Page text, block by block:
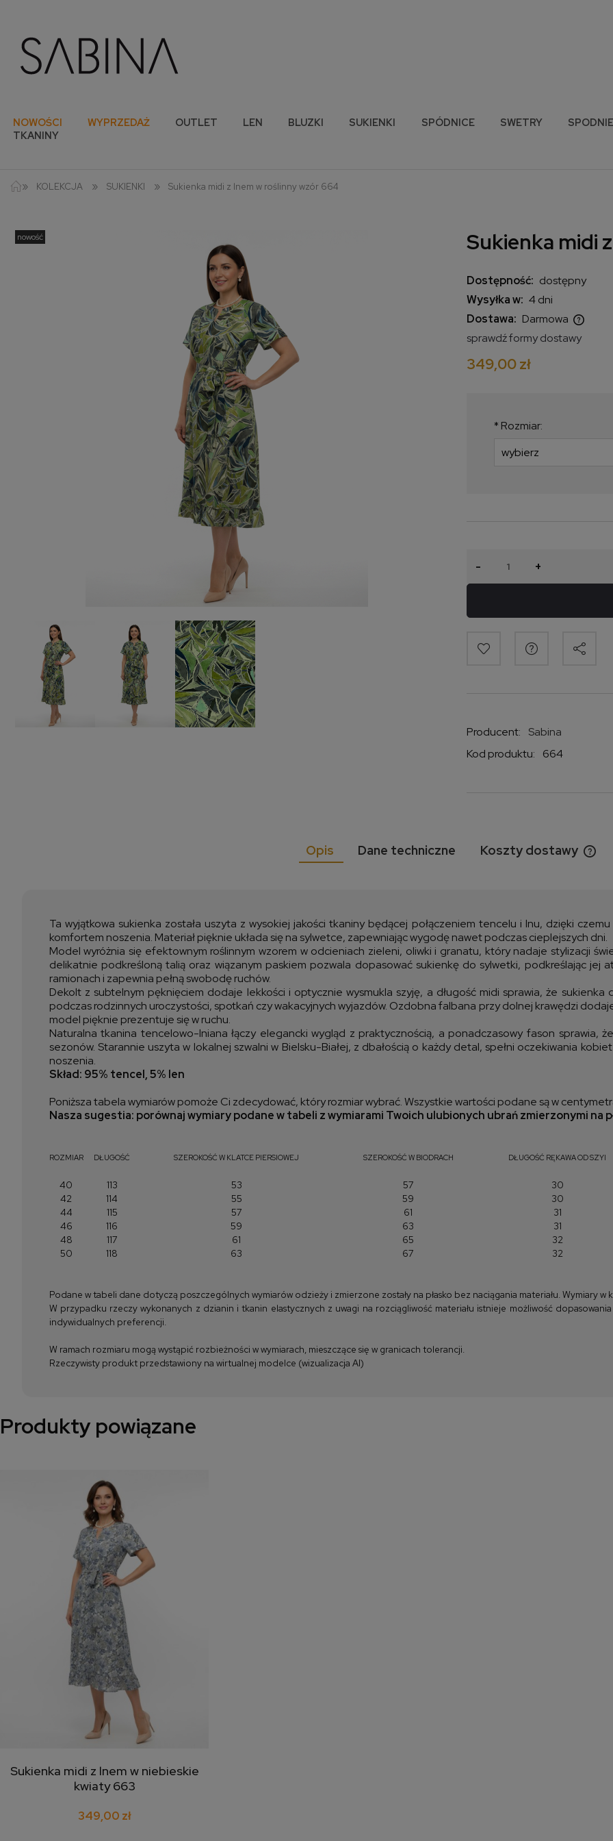
NOWOŚCI WYPRZEDAŻ OUTLET LEN BLUZKI SUKIENKI SPÓDNICE SWETRY SPODNIE
TKANINY
» KOLEKCJA » SUKIENKI » Sukienka midi z lnem w roślinny wzór 664
nowość Sukienka midi
Dostępność: dostępny
Wysyłka w: 4 dni
Dostawa: Darmowa
kosztów płatności
sprawdź formy dostawy
349,00 zł
* Rozmiar:
- +
Producent:
Sabina
Kod produktu:
664
Opis Dane techniczne Koszty dostawy
Ta wyjątkowa sukienka została uszyta z wysokiej jakości tkaniny będącej połączeniem tencelu i lnu, dzięki
komfortem noszenia. Materiał pięknie układa się na sylwetce, zapewniając wygodę nawet podczas cieplejszych dni.
Model wyróżnia się efektownym roślinnym wzorem w odcieniach zieleni, oliwki i granatu, który nadaje stylizacji
delikatnie podkreśloną talią oraz wiązanym paskiem pozwala dopasować sukienkę do sylwetki, podkreślając jej
ramionach i zapewnia pełną swobodę ruchów.
Dekolt z subtelnym pęknięciem dodaje lekkości i optycznie wysmukla szyję, a długość midi sprawia, że
podczas rodzinnych uroczystości, spotkań czy wakacyjnych wyjazdów. Ozdobna falbana przy dolnej krawędzi
model pięknie prezentuje się w ruchu.
Naturalna tkanina tencelowo-lniana łączy elegancki wygląd z praktycznością, a ponadczasowy fason sprawia,
sezonów. Starannie uszyta w lokalnej szwalni w Bielsku-Białej, z dbałością o każdy detal, spełni oczekiwania
noszenia.
Skład: 95% tencel, 5% len
Poniższa tabela wymiarów pomoże Ci zdecydować, który rozmiar wybrać. Wszystkie wartości podane są w
Nasza sugestia: porównaj wymiary podane w tabeli z wymiarami Twoich ulubionych ubrań zmierzonymi na
ROZMIAR DŁUGOŚĆ SZEROKOŚĆ W KLATCE PIERSIOWEJ SZEROKOŚĆ W BIODRACH DŁUGOŚĆ RĘKAWA OD SZYI
40 113 53 57
30
42
114 55 59
30
44
115 57 61
31
46
116 59 63
31
48
117 61 65
32
50
118 63 67 32
Podane w tabeli dane dotyczą poszczególnych wymiarów odzieży i zmierzone zostały na płasko bez naciągania materiału. Wymiary
W przypadku rzeczy wykonanych z dzianin i tkanin elastycznych z uwagi na rozciągliwość materiału istnieje możliwość
indywidualnych preferencji.
W ramach rozmiaru mogą wystąpić rozbieżności w wymiarach, mieszczące się w granicach tolerancji.
Rzeczywisty produkt przedstawiony na wirtualnej modelce (wizualizacja AI)
Produkty powiązane
dodaj do koszyka
Sukienka midi z lnem w niebieskie
kwiaty 663
349,00 zł